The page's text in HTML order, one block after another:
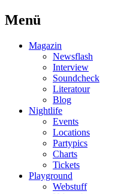
Menü
Magazin
Newsflash
Interview
Soundcheck
Literatour
Blog
Nightlife
Events
Locations
Partypics
Charts
Tickets
Playground
Webstuff